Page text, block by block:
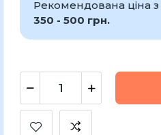
Рекомендована ціна з
350 - 500 грн.